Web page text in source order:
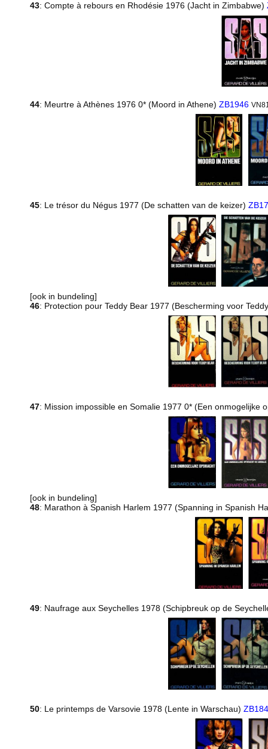
43: Compte à rebours en Rhodésie 1976 (Jacht in Zimbabwe)
44: Meurtre à Athènes 1976 0* (Moord in Athene) ZB1946
45: Le trésor du Négus 1977 (De schatten van de keizer)
[ook in bundeling]
46: Protection pour Teddy Bear 1977 (Bescherming voor
47: Mission impossible en Somalie 1977 0* (Een onmogelijke
[ook in bundeling]
48: Marathon à Spanish Harlem 1977 (Spanning in Spanish
49: Naufrage aux Seychelles 1978 (Schipbreuk op de
50: Le printemps de Varsovie 1978 (Lente in Warschau)